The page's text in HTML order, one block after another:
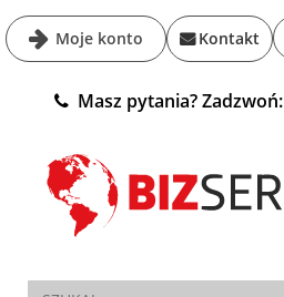
Moje konto Kontakt
Masz pytania? Zadzwoń: